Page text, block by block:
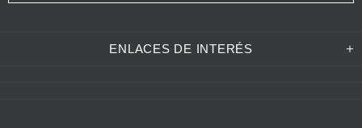
ENLACES DE INTERÉS